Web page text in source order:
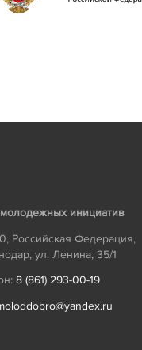
инициатив
, Российская Федерация,
, ул. Ленина, 35/1
8 (861) 293-00-19